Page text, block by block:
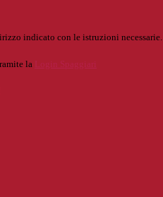
indicato con le istruzioni necessarie.
la Login Spaggiari